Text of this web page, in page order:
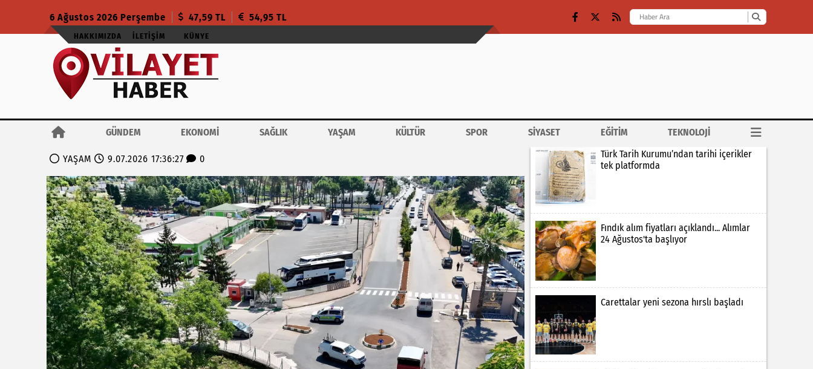
6 Ağustos 2026 Perşembe 47,59 TL 54,95 TL
HAKKIMIZDA İLETIŞIM KÜNYE
GÜNDEM EKONOMİ SAĞLIK YAŞAM KÜLTÜR SPOR SİYASET EĞİTİM TEKNOLOJİ
YAŞAM 9.07.2026 17:36:27 0
Türk Tarih Kurumu’ndan tarihi içerikler
tek platformda
Fındık alım fiyatları açıklandı... Alımlar
24 Ağustos'ta başlıyor
Carettalar yeni sezona hırslı başladı